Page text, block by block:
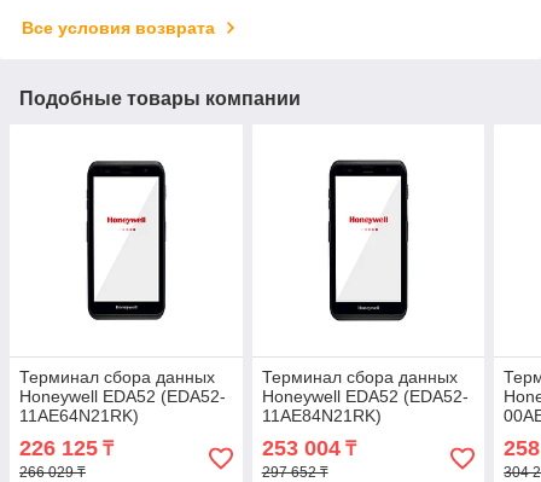
Все условия возврата
Подобные товары компании
Терминал сбора данных
Honeywell EDA52 (EDA52-
11AE64N21RK)
226 125 ₸
266 029 ₸
Терминал сбора данных
Honeywell EDA52 (EDA52-
11AE84N21RK)
253 004₸
297 652 ₸ 304